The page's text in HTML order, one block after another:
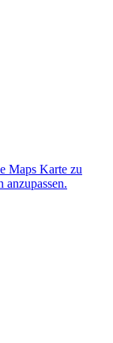
Maps Karte zu